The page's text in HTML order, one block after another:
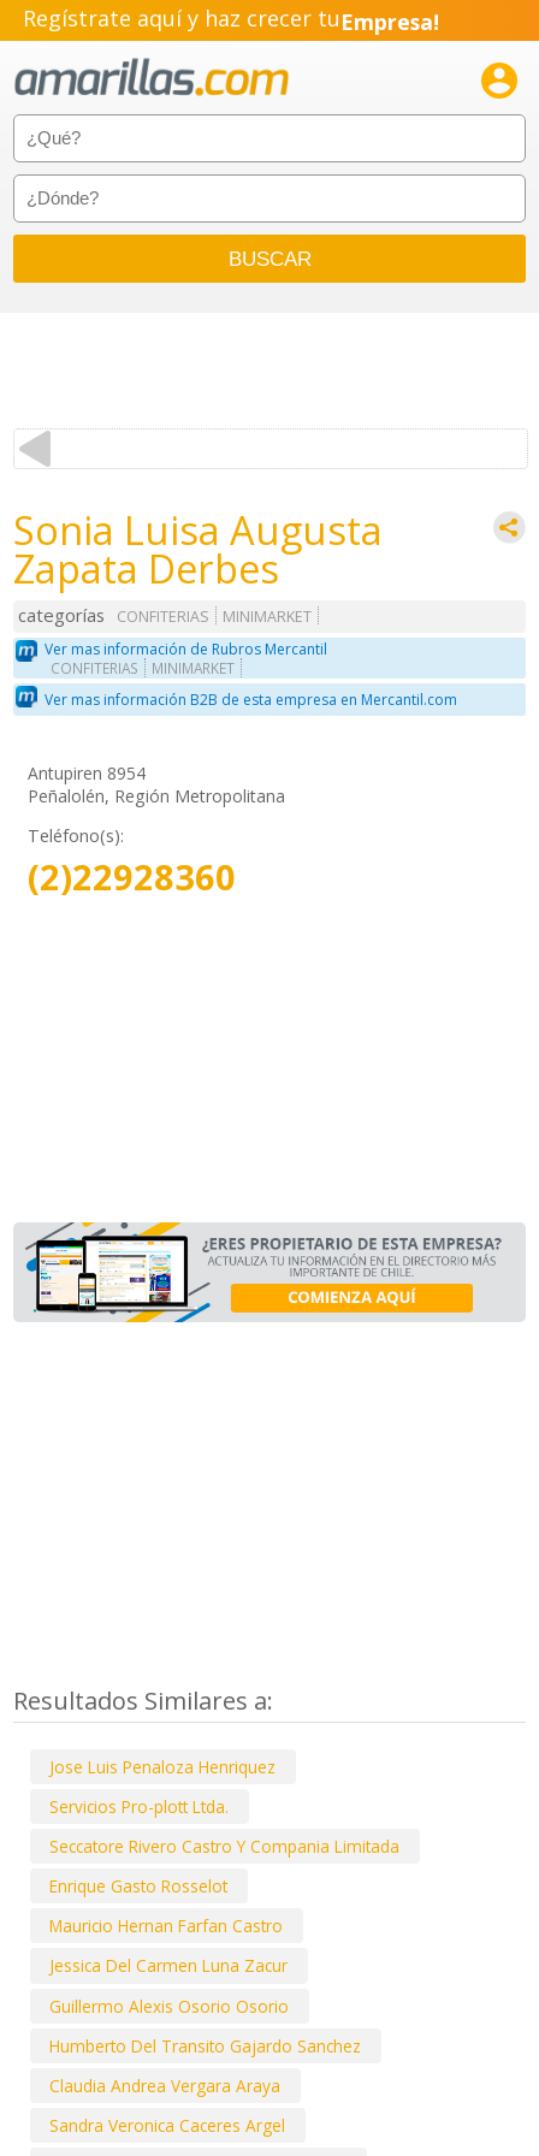
Regístrate aquí y haz crecer tuEmpresa!
Pyme!
Emprendimiento!

Sonia Luisa Augusta
Zapata Derbes
categorías CONFITERIAS
MINIMARKET
Ver mas información de Rubros Mercantil
CONFITERIAS MINIMARKET
Ver mas información B2B de esta empresa en Mercantil.com
Antupiren 8954
Peñalolén, Región Metropolitana
Teléfono(s):
(2)22928360
Resultados Similares a:
Jose Luis Penaloza Henriquez
Servicios Pro-plott Ltda.
Seccatore Rivero Castro Y Compania Limitada
Enrique Gasto Rosselot
Mauricio Hernan Farfan Castro
Jessica Del Carmen Luna Zacur
Guillermo Alexis Osorio Osorio
Humberto Del Transito Gajardo Sanchez
Claudia Andrea Vergara Araya
Sandra Veronica Caceres Argel